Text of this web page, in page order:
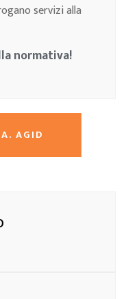
servizi alla
normativa!
AGID